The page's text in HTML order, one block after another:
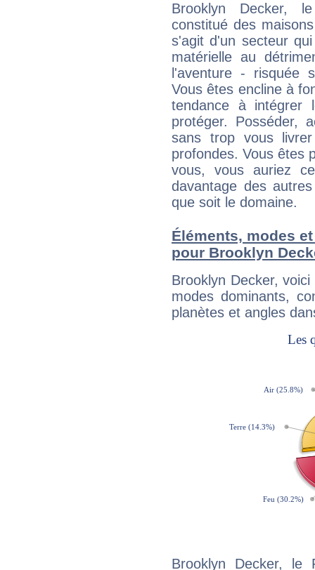
Brooklyn Decker,
constitué des
s'agit d'un secteur
matérielle au
l'aventure - risquée
Vous êtes encline à
tendance à
protéger. Posséder,
sans trop vous
profondes. Vous êtes
vous, vous auriez
davantage des
que soit le domaine.
Éléments, modes
pour Brooklyn
Brooklyn Decker,
modes dominants,
planètes et angles
Brooklyn Decker, le